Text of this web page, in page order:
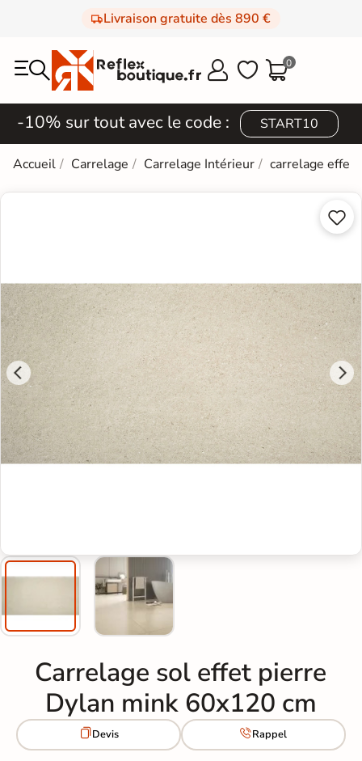
Livraison gratuite dès 890 €
  0
-10% sur tout avec le code : START10
Accueil Carrelage Carrelage Intérieur carrelage effet


Carrelage sol effet pierre
Dylan mink 60x120 cm
Devis Rappel